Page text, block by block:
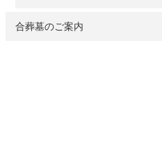
合葬墓のご案内